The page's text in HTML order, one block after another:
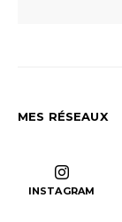
MES RÉSEAUX
INSTAGRAM